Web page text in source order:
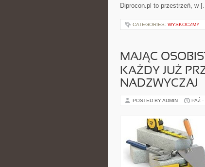
Diprocon.pl to przestrzeń, w
CATEGORIES: WYSKOCZMY
MAJĄC
KAŻDY JUŻ
NADZWYCZAJ
POSTED BY ADMIN PAŹ -